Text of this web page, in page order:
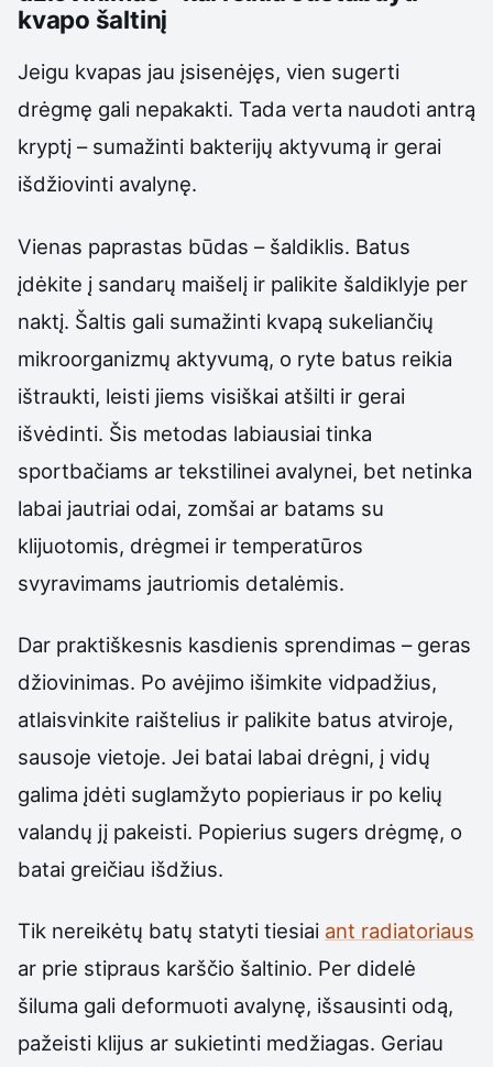
kvapo šaltinį
Jeigu kvapas jau įsisenėjęs, vien sugerti
drėgmę gali nepakakti. Tada verta naudoti antrą
kryptį – sumažinti bakterijų aktyvumą ir gerai
išdžiovinti avalynę.
Vienas paprastas būdas – šaldiklis. Batus
įdėkite į sandarų maišelį ir palikite šaldiklyje per
naktį. Šaltis gali sumažinti kvapą sukeliančių
mikroorganizmų aktyvumą, o ryte batus reikia
ištraukti, leisti jiems visiškai atšilti ir gerai
išvėdinti. Šis metodas labiausiai tinka
sportbačiams ar tekstilinei avalynei, bet netinka
labai jautriai odai, zomšai ar batams su
klijuotomis, drėgmei ir temperatūros
svyravimams jautriomis detalėmis.
Dar praktiškesnis kasdienis sprendimas – geras
džiovinimas. Po avėjimo išimkite vidpadžius,
atlaisvinkite raištelius ir palikite batus atviroje,
sausoje vietoje. Jei batai labai drėgni, į vidų
galima įdėti suglamžyto popieriaus ir po kelių
valandų jį pakeisti. Popierius sugers drėgmę, o
batai greičiau išdžius.
Tik nereikėtų batų statyti tiesiai ant radiatoriaus
ar prie stipraus karščio šaltinio. Per didelė
šiluma gali deformuoti avalynę, išsausinti odą,
pažeisti klijus ar sukietinti medžiagas. Geriau